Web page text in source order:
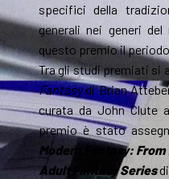
specifici della
generali nei generi
questo premio il
Tra gli studi premiati si
Fantasydi Brian
curata da John Clute
premio è stato
Modern Fantasy:
Adult Fantasy Seriesdi